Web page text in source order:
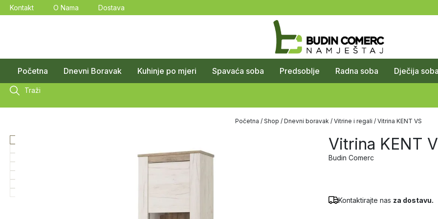
Kontakt O Nama Dostava
Početna Dnevni Boravak Kuhinje po mjeri Spavaća soba Predsoblje Radna soba Dječija soba
Traži
Početna / Shop / Dnevni boravak / Vitrine i regali / Vitrina KENT VS
Vitrina KENT
Budin Comerc
Kontaktirajte nas za dostavu.